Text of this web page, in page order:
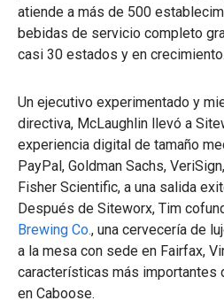
atiende a más de 500
bebidas de servicio completo
casi 30 estados y en crecimiento.
Un ejecutivo experimentado y
directiva, McLaughlin llevó a
experiencia digital de tamaño
PayPal, Goldman Sachs,
Fisher Scientific, a una salida
Después de Siteworx, Tim
Brewing Co., una cervecería de
a la mesa con sede en Fairfax,
características más importantes
en Caboose.